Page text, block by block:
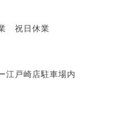
祝日休業
江戸崎店駐車場内